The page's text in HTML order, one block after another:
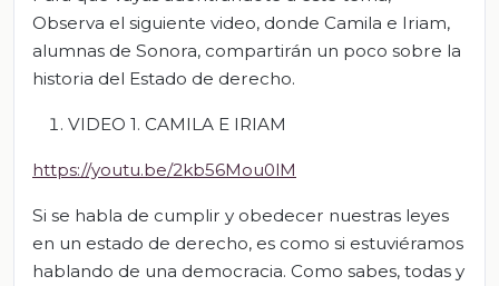
Observa el siguiente video, donde Camila e Iriam,
alumnas de Sonora, compartirán un poco sobre la
historia del Estado de derecho.
VIDEO 1. CAMILA E IRIAM
https://youtu.be/2kb56Mou0lM
Si se habla de cumplir y obedecer nuestras leyes
en un estado de derecho, es como si estuviéramos
hablando de una democracia. Como sabes, todas y